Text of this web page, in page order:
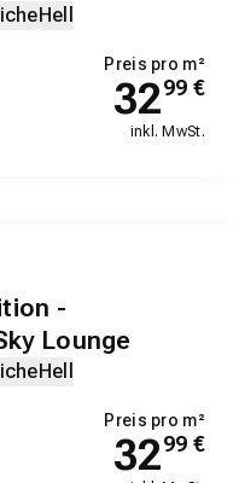
Hell
Preis pro m²
3299 €
inkl. MwSt.
-
Lounge
Hell
Preis pro m²
3299 €